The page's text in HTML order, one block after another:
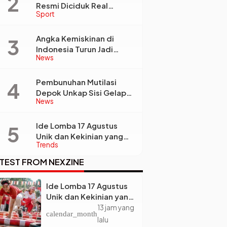
Sport
Resmi Diciduk Real
Madrid dan Juventus,
Eropa
News
Angka Kemiskinan di
Indonesia Turun Jadi
22,93 Juta Orang, Tapi
Desa dan Kota Malah
Makin Lebar?
News
Pembunuhan Mutilasi
Depok Unkap Sisi Gelap
Penjual Piscok Berdarah
Trends
Ide Lomba 17 Agustus
Unik dan Kekinian yang
Dijamin Bikin Suasana
Makin Pecah
FROM NEXZINE
Ide Lomba 17 Agustus
Unik dan Kekinian yang
Dijamin Bikin Suasana
Makin Pecah
calendar_month
13 jam yang
lalu